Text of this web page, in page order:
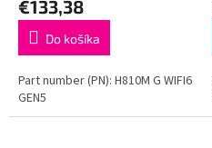
€133,38
Do košíka
Part number (PN): H810M G WIFI6
GEN5